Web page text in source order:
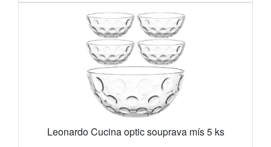
Leonardo Cucina optic souprava mís 5 ks